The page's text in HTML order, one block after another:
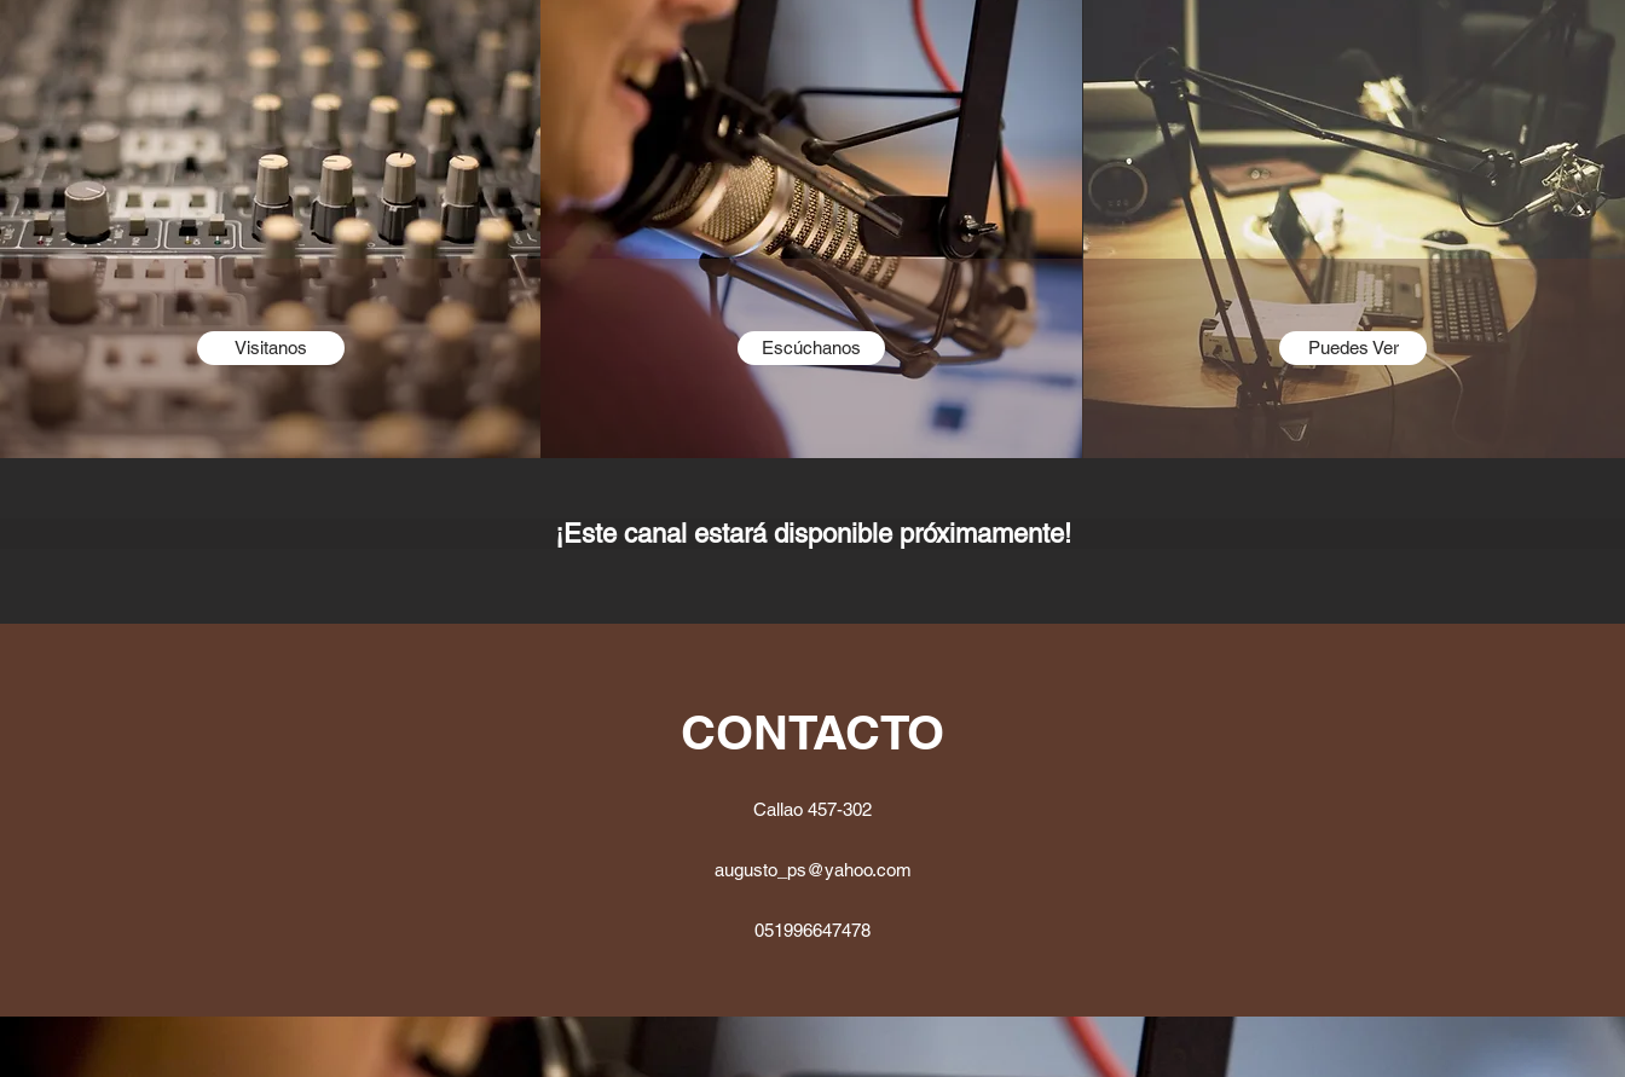
Visitanos Escúchanos Puedes Ver
¡Este canal estará disponible próximamente!
CONTACTO
Callao 457-302
augusto_ps@yahoo.com
051996647478